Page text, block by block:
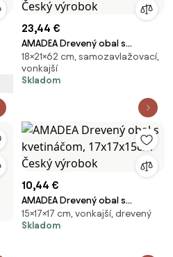
23,44 €
AMADEA Drevený obal s
hrantíkom, 62x21x18cm Český
výrobok
18×21×62 cm, samozavlažovací,
vonkajší
Skladom
10,44 €
AMADEA Drevený obal s
kvetináčom, 17x17x15cm Český
výrobok
15×17×17 cm, vonkajší, drevený
Skladom